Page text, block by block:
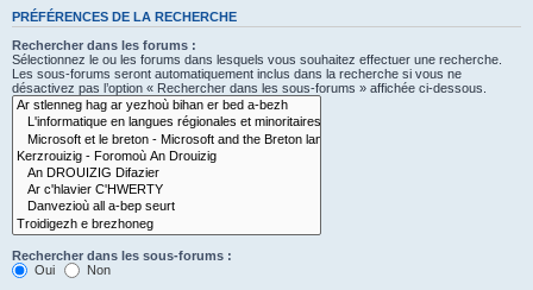
PRÉFÉRENCES DE LA RECHERCHE
Rechercher dans les forums :
Sélectionnez le ou les forums dans lesquels vous souhaitez effectuer une recherche.
Les sous-forums seront automatiquement inclus dans la recherche si vous ne
désactivez pas l’option « Rechercher dans les sous-forums » affichée ci-dessous.
Rechercher dans les sous-forums :
Oui
Non